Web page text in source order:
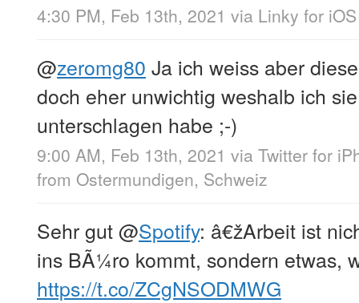
4:30 PM, Feb 13th, 2021 via Linky for iOS
@zeromg80 Ja ich weiss aber
doch eher unwichtig weshalb ich
unterschlagen habe ;-)
9:00 AM, Feb 13th, 2021 via Twitter for
from Ostermundigen, Schweiz
Sehr gut@Spotify: â€žArbeit ist
ins BÃ¼ro kommt, sondern etwas,
https://t.co/ZCgNSODMWG